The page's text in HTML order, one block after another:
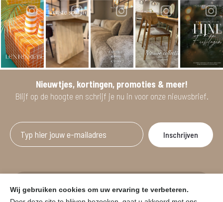
Nieuwtjes, kortingen, promoties & meer!
Blijf op de hoogte en schrijf je nu in voor onze nieuwsbrief.
vanaf minimum 2 willekeurige artikelen.
Wij gebruiken cookies om uw ervaring te verbeteren.